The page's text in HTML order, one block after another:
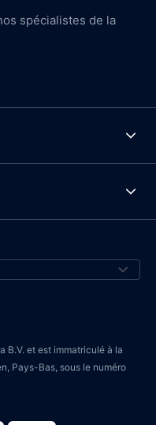
spécialistes de la
B.V. et est immatriculé à la
Pays-Bas, sous le numéro